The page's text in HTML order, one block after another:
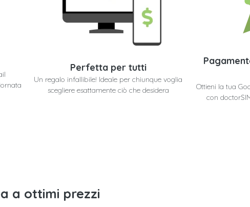
Perfetta per tutti
Un regalo infallibile! Ideale per chiunque voglia
scegliere esattamente ciò che desidera
Ottieni la tua
con
a ottimi prezzi